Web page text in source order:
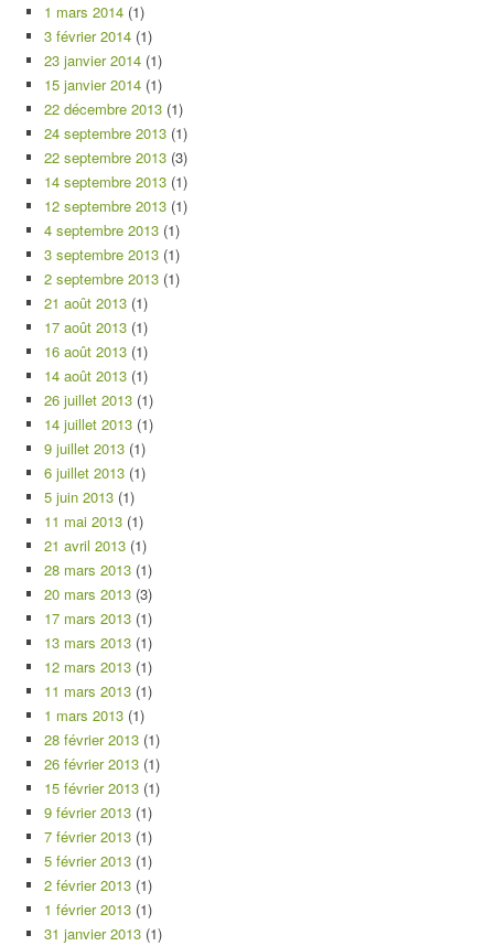
1 mars 2014 (1)
3 février 2014 (1)
23 janvier 2014 (1)
15 janvier 2014 (1)
22 décembre 2013 (1)
24 septembre 2013 (1)
22 septembre 2013 (3)
14 septembre 2013 (1)
12 septembre 2013 (1)
4 septembre 2013 (1)
3 septembre 2013 (1)
2 septembre 2013 (1)
21 août 2013 (1)
17 août 2013 (1)
16 août 2013 (1)
14 août 2013 (1)
26 juillet 2013 (1)
14 juillet 2013 (1)
9 juillet 2013 (1)
6 juillet 2013 (1)
5 juin 2013 (1)
11 mai 2013 (1)
21 avril 2013 (1)
28 mars 2013 (1)
20 mars 2013 (3)
17 mars 2013 (1)
13 mars 2013 (1)
12 mars 2013 (1)
11 mars 2013 (1)
1 mars 2013 (1)
28 février 2013 (1)
26 février 2013 (1)
15 février 2013 (1)
9 février 2013 (1)
7 février 2013 (1)
5 février 2013 (1)
2 février 2013 (1)
1 février 2013 (1)
31 janvier 2013 (1)